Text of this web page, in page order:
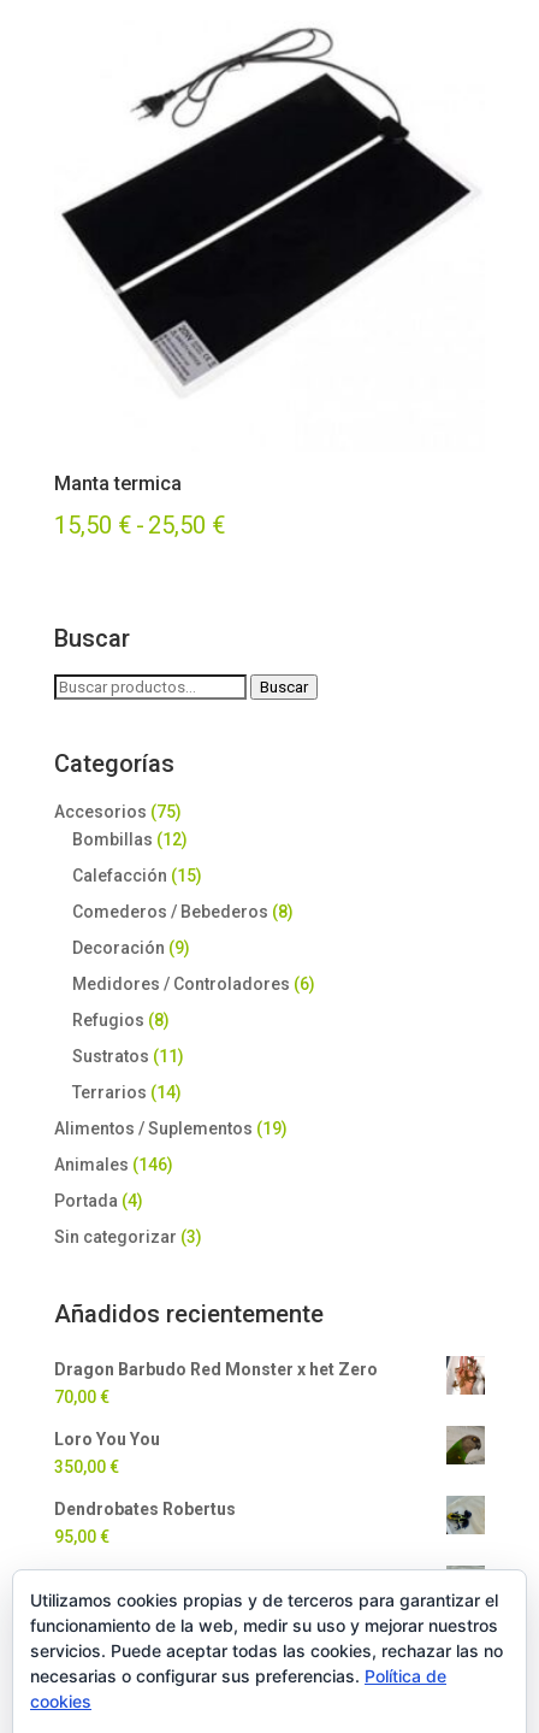
Manta termica
15,50 € - 25,50 €Rango
15,50 €
Buscar
Buscar
Buscar
Categorías
Accesorios (75)
Bombillas (12)
Calefacción (15)
Comederos / Bebederos (8)
Decoración (9)
Medidores / Controladores (6)
Refugios (8)
Sustratos (11)
Terrarios (14)
Alimentos / Suplementos (19)
Animales (146)
Portada (4)
Sin categorizar (3)
Añadidos recientemente
Dragon Barbudo Red Monster x het Zero
70,00€
Loro You You
350,00€
Dendrobates Robertus
95,00€
90,00€
Milpiés Gigante
35,00€
Utilizamos cookies propias y de terceros para garantizar el
funcionamiento de la web, medir su uso y mejorar nuestros
servicios. Puede aceptar todas las cookies, rechazar las no
necesarias o configurar sus preferencias. Política de
cookies